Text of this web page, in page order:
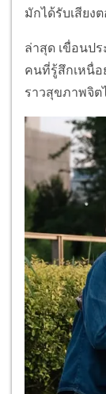
มักได้รับเสียง
ล่าสุด เขื่อนป
คนที่รู้สึกเหนื่อ
ราวสุขภาพจิต